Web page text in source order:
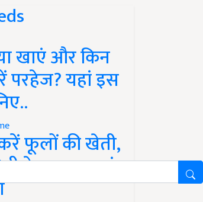
खाएं और किन
परहेज? यहां इस
फूलों की खेती,
के साथ कमाएं